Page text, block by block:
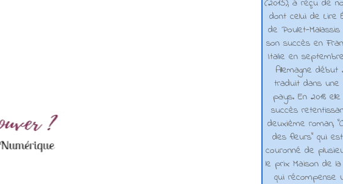
(2015), a reçu de
dont celui de Lire
de Poulet-
son succès en
Italie en
Allemagne début
traduit dans une
pays. En 2018
succès
deuxième roman,
des fleurs" qui
couronné de
le prix Maison de la
qui récompense